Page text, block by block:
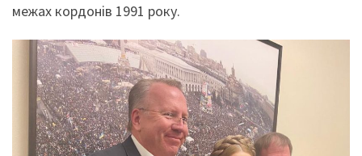
межах кордонів 1991 року.